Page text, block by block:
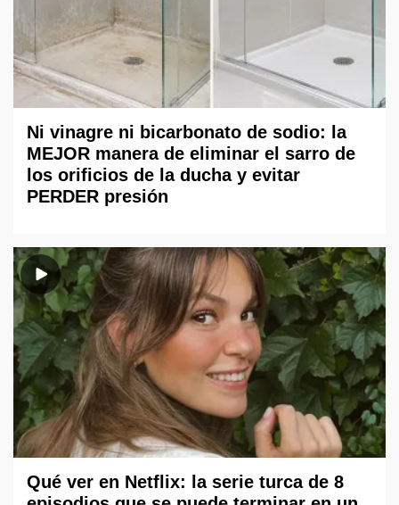
Ni vinagre ni bicarbonato de sodio: la
MEJOR manera de eliminar el sarro de
los orificios de la ducha y evitar
PERDER presión
Qué ver en Netflix: la serie turca de 8